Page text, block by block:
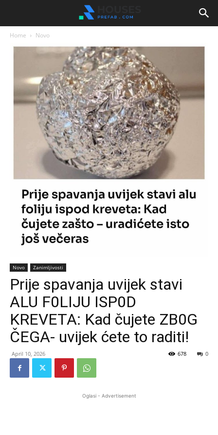
Home Novo
Novo Zanimljivosti
Prije spavanja uvijek stavi
ALU F0LIJU ISP0D
KREVETA: Kad čujete ZB0G
ČEGA- uvijek ćete to raditi!
April 10, 2026 0
678
Oglasi - Advertisement